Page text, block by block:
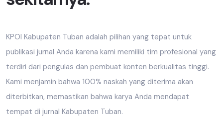
KPOI Kabupaten Tuban adalah pilihan yang tepat untuk
publikasi jurnal Anda karena kami memiliki tim profesional yang
terdiri dari pengulas dan pembuat konten berkualitas tinggi.
Kami menjamin bahwa 100% naskah yang diterima akan
diterbitkan, memastikan bahwa karya Anda mendapat
tempat di jurnal Kabupaten Tuban.